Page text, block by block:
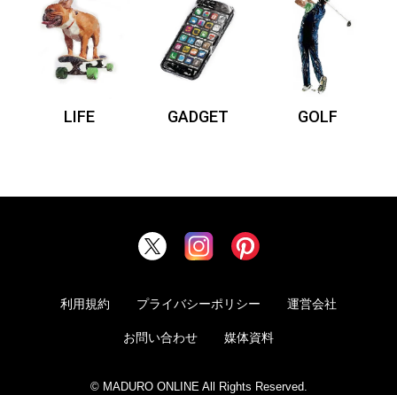
LIFE GADGET GOLF
利用規約 プライバシーポリシー 運営会社
お問い合わせ 媒体資料
© MADURO ONLINE All Rights Reserved.